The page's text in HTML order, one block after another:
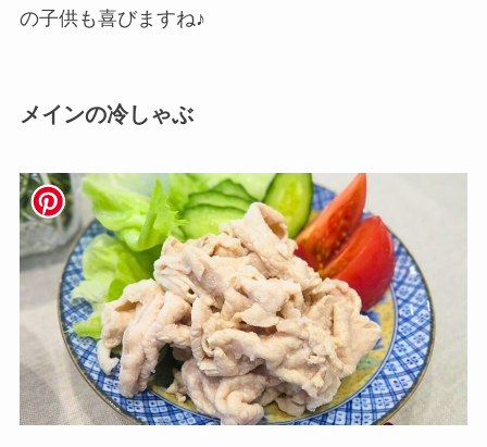
の子供も喜びますね♪
メインの冷しゃぶ